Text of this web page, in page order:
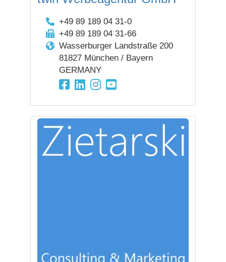
+49 89 189 04 31-0
+49 89 189 04 31-66
Wasserburger Landstraße 200
81827 München / Bayern
GERMANY